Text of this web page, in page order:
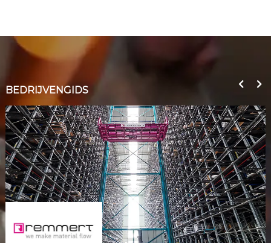
BEDRIJVENGIDS